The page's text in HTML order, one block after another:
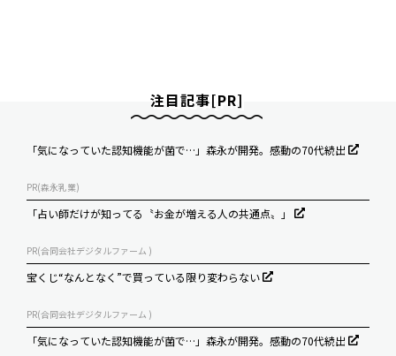
注目記事[PR]
「気になっていた認知機能が菌で…」森永が開発。感動の70代続出
PR(森永乳業)
「占い師だけが知ってる〝お金が増える人の共通点〟」
PR(合同会社デジタルファーム )
宝くじ“なんとなく”で買っている限り変わらない
PR(合同会社デジタルファーム )
「気になっていた認知機能が菌で…」森永が開発。感動の70代続出